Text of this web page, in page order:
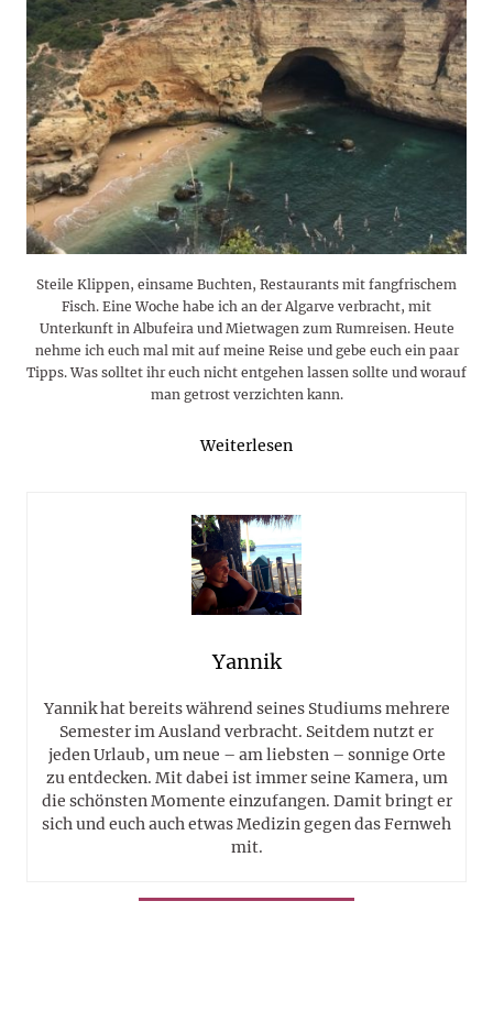
Steile Klippen, einsame Buchten, Restaurants mit fangfrischem
Fisch. Eine Woche habe ich an der Algarve verbracht, mit
Unterkunft in Albufeira und Mietwagen zum Rumreisen. Heute
nehme ich euch mal mit auf meine Reise und gebe euch ein paar
Tipps. Was solltet ihr euch nicht entgehen lassen sollte und worauf
man getrost verzichten kann.
Weiterlesen
Yannik
Yannik hat bereits während seines Studiums mehrere
Semester im Ausland verbracht. Seitdem nutzt er
jeden Urlaub, um neue – am liebsten – sonnige Orte
zu entdecken. Mit dabei ist immer seine Kamera, um
die schönsten Momente einzufangen. Damit bringt er
sich und euch auch etwas Medizin gegen das Fernweh
mit.